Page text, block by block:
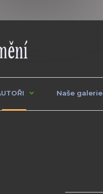
Naše galerie